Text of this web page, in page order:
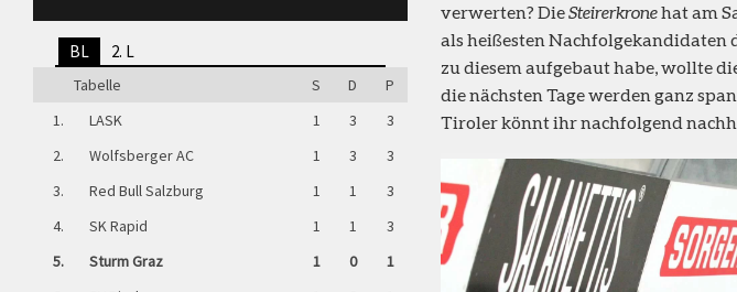
verwerten? DieSteirerkronehat am
als heißesten
zu diesem aufgebaut habe, wollte
die nächsten Tage werden ganz
Tiroler könnt ihr nachfolgend
BL 2. L
Tabelle S D
P
1.
LASK 1 3
3
2.
Wolfsberger AC 1 3
3
3.
Red Bull Salzburg 1 1
3
4.
SK Rapid 1 1
3
5.
Sturm Graz 1 0
1